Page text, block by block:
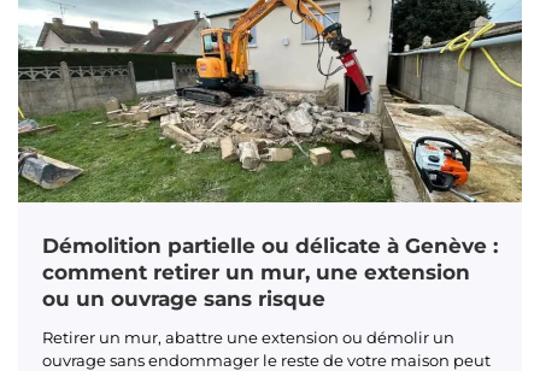
Démolition partielle ou délicate à Genève :
comment retirer un mur, une extension
ou un ouvrage sans risque
Retirer un mur, abattre une extension ou démolir un
ouvrage sans endommager le reste de votre maison peut